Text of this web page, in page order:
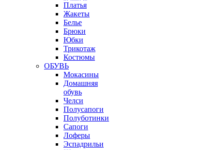
Платья
Жакеты
Белье
Брюки
Юбки
Трикотаж
Костюмы
ОБУВЬ
Мокасины
Домашняя
обувь
Челси
Полусапоги
Полуботинки
Сапоги
Лоферы
Эспадрильи